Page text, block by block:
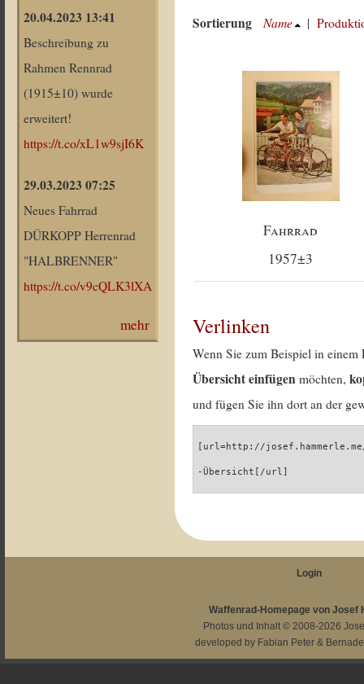
20.04.2023 13:41
Beschreibung zu
Rahmen Rennrad
(1915±10) wurde
erweitert!
https://t.co/xL1w9sjI6K
29.03.2023 07:25
Neues Fahrrad
DÜRKOPP Herrenrad
"HALBRENNER"
https://t.co/v9cQLK3lXA
mehr
Sortierung Name |
Fahrrad
1957±3
Verlinken
Wenn Sie zum Beispiel in
Übersicht einfügen möchten,
und fügen Sie ihn dort an der
[url=http://
-Übersicht[/url]
Login
Waffenrad-Homepage von Josef
Photos und Inhalt © 2008-2026
developed by Fabian Peter &